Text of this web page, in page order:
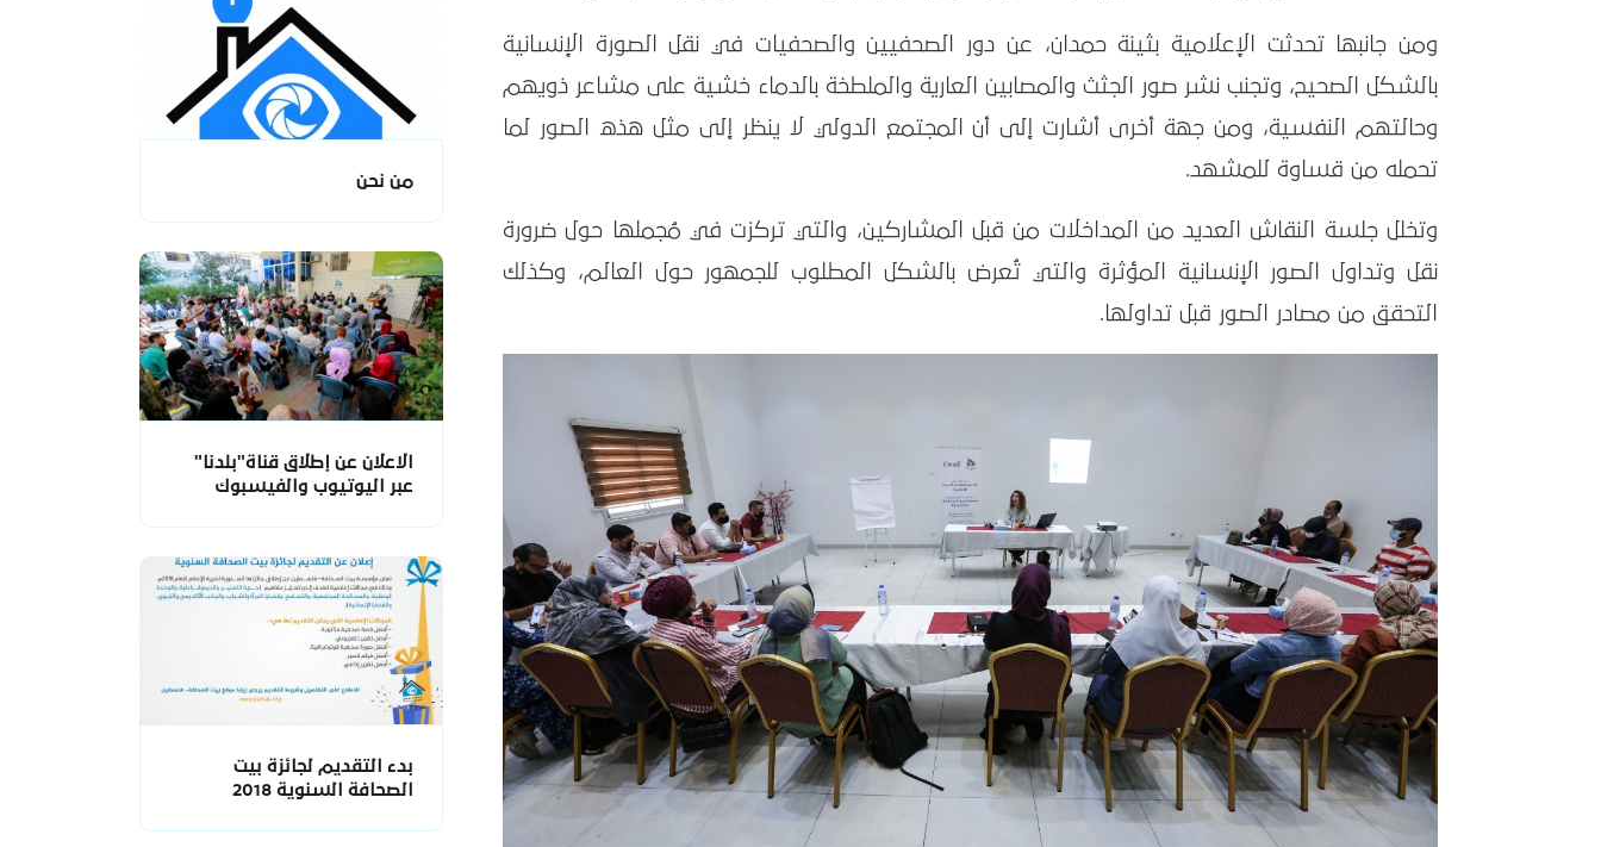
ومن جانبها تحدثت الإعلامية بثينة حمدان، عن دور الصحفيين والصحفيات في نقل الصورة الإنسانية
بالشكل الصحيح، وتجنب نشر صور الجثث والمصابين العارية والملطخة بالدماء خشية على مشاعر ذويهم
وحالتهم النفسية، ومن جهة أخرى أشارت إلى أن المجتمع الدولي لا ينظر إلى مثل هذه الصور لما
تحمله من قساوة للمشهد.
وتخلل جلسة النقاش العديد من المداخلات من قبل المشاركين، والتي تركزت في مُجملها حول ضرورة
نقل وتداول الصور الإنسانية المؤثرة والتي تُعرض بالشكل المطلوب للجمهور حول العالم، وكذلك
التحقق من مصادر الصور قبل تداولها.
من نحن
الاعلان عن إطلاق قناة"بلدنا"
عبر اليوتيوب والفيسبوك
بدء التقديم لجائزة بيت
الصحافة السنوية 2018